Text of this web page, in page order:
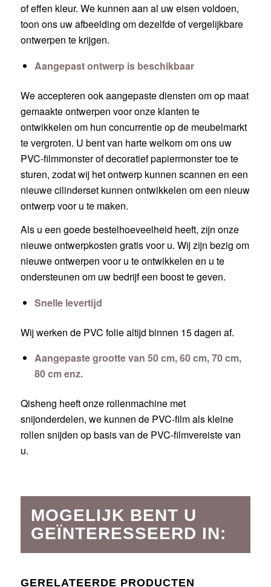
of effen kleur. We kunnen aan al uw eisen voldoen,
toon ons uw afbeelding om dezelfde of vergelijkbare
ontwerpen te krijgen.
Aangepast ontwerp is beschikbaar
We accepteren ook aangepaste diensten om op maat
gemaakte ontwerpen voor onze klanten te
ontwikkelen om hun concurrentie op de meubelmarkt
te vergroten. U bent van harte welkom om ons uw
PVC-filmmonster of decoratief papiermonster toe te
sturen, zodat wij het ontwerp kunnen scannen en een
nieuwe cilinderset kunnen ontwikkelen om een nieuw
ontwerp voor u te maken.
Als u een goede bestelhoeveelheid heeft, zijn onze
nieuwe ontwerpkosten gratis voor u. Wij zijn bezig om
nieuwe ontwerpen voor u te ontwikkelen en u te
ondersteunen om uw bedrijf een boost te geven.
Snelle levertijd
Wij werken de PVC folie altijd binnen 15 dagen af.
Aangepaste grootte van 50 cm, 60 cm, 70 cm,
80 cm enz.
Qisheng heeft onze rollenmachine met
snijonderdelen, we kunnen de PVC-film als kleine
rollen snijden op basis van de PVC-filmvereiste van
u.
MOGELIJK BENT U
GEÏNTERESSEERD IN:
GERELATEERDE PRODUCTEN